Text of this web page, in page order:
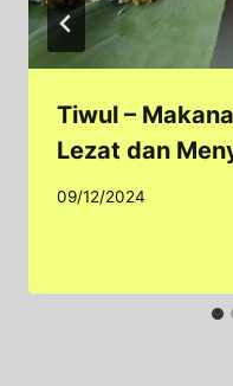
Tiwul –
Lezat dan
09/12/2024